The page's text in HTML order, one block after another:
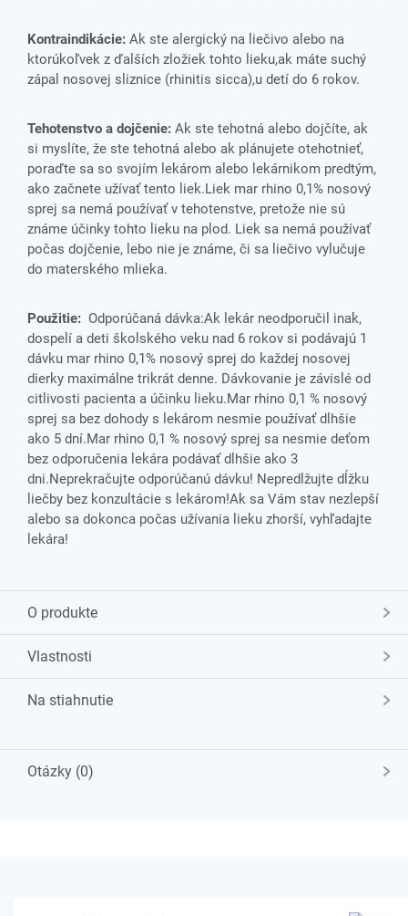
Kontraindikácie: Ak ste alergický na liečivo alebo na
ktorúkoľvek z ďalších zložiek tohto lieku,ak máte suchý
zápal nosovej sliznice (rhinitis sicca),u detí do 6 rokov.
Tehotenstvo a dojčenie: Ak ste tehotná alebo dojčíte, ak
si myslíte, že ste tehotná alebo ak plánujete otehotnieť,
poraďte sa so svojím lekárom alebo lekárnikom predtým,
ako začnete užívať tento liek.Liek mar rhino 0,1% nosový
sprej sa nemá používať v tehotenstve, pretože nie sú
známe účinky tohto lieku na plod. Liek sa nemá používať
počas dojčenie, lebo nie je známe, či sa liečivo vylučuje
do materského mlieka.
Použitie: Odporúčaná dávka:Ak lekár neodporučil inak,
dospelí a deti školského veku nad 6 rokov si podávajú 1
dávku mar rhino 0,1% nosový sprej do každej nosovej
dierky maximálne trikrát denne. Dávkovanie je závislé od
citlivosti pacienta a účinku lieku.Mar rhino 0,1 % nosový
sprej sa bez dohody s lekárom nesmie používať dlhšie
ako 5 dní.Mar rhino 0,1 % nosový sprej sa nesmie deťom
bez odporučenia lekára podávať dlhšie ako 3
dni.Neprekračujte odporúčanú dávku! Nepredlžujte dĺžku
liečby bez konzultácie s lekárom!Ak sa Vám stav nezlepší
alebo sa dokonca počas užívania lieku zhorší, vyhľadajte
lekára!
O produkte
Vlastnosti
Na stiahnutie
Otázky (0)